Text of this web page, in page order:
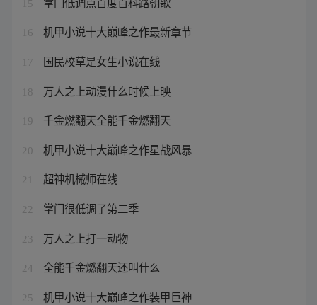
15
16 机甲小说十大巅峰之作最新章节
17 国民校草是女生小说在线
18 万人之上动漫什么时候上映
19 千金燃翻天全能千金燃翻天
20 机甲小说十大巅峰之作星战风暴
21 超神机械师在线
22 掌门很低调了第二季
23 万人之上打一动物
24 全能千金燃翻天还叫什么
25 机甲小说十大巅峰之作装甲巨神